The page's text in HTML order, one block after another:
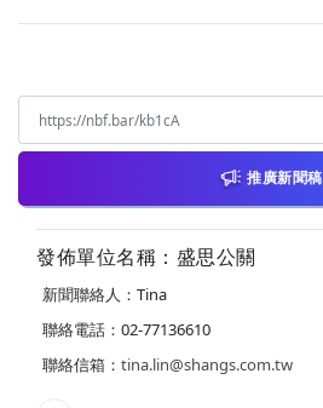
推廣新聞稿
發佈單位名稱：盛思公關
新聞聯絡人：Tina
聯絡電話：02-77136610
聯絡信箱： tina.lin@shangs.com.tw